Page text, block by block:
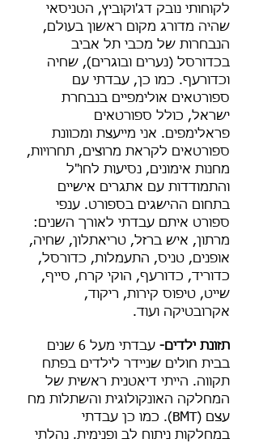
לקוחותי נובק דג'וקוביץ, הטניסאי
שהיה מדורג מקום ראשון בעולם,
הנבחרות של מכבי תל אביב
בכדורסל (נערים ובוגרים), שחיה
וכדורעף. כמו כן, עבדתי עם
ספורטאים אולימפיים בנבחרת
ישראל, כולל ספורטאים
פראלימפים. אני מייעצת ומכוונת
ספורטאים לקראת מרוצים, תחרויות,
מחנות אימונים, נסיעות לחו"ל
והתמודדות עם אתגרים אישיים
בתחום ההישגים בספורט. ענפי
ספורט איתם עבדתי לאורך השנים:
מרתון, איש ברזל, טריאתלון, שחיה,
אופנים, טניס, התעמלות, כדורסל,
כדוריד, כדורעף, הוקי קרח, סייף,
שייט, טיפוס קירות, ריקוד,
אקרובטיקה ועוד.
תזונת ילדים-
עבדתי מעל 6 שנים
בבית חולים שניידר לילדים בפתח
תקווה. הייתי דיאטנית ראשית של
המחלקה האונקולוגית והשתלות מח
עצם (BMT). כמו כן עבדתי
במחלקות ניתוח לב ופנימית. נהלתי